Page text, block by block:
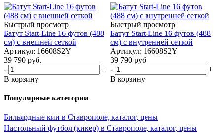
Быстрый просмотр
Батут Start-Line 16 футов (488
см) с внешней сеткой
Артикул: 16608S2Y
39 790 руб.
-
+
В корзину
Быстрый просмотр
Батут Start-Line 16 футов (488
см) с внутренней сеткой
Артикул: 16608S2Y
39 790 руб.
-
+
В корзину
Популярные категории
Бильярдные кии в Ставрополе, каталог, цены
Настольный футбол (кикер) в Ставрополе, каталог, цены